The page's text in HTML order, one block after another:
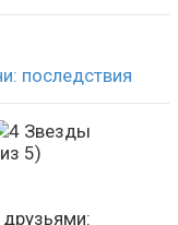
последствия
из 5)
друзьями: